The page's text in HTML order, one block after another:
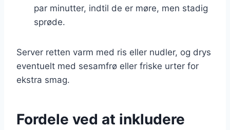
par minutter, indtil de er møre, men stadig
sprøde.
Server retten varm med ris eller nudler, og drys
eventuelt med sesamfrø eller friske urter for
ekstra smag.
Fordele ved at inkludere